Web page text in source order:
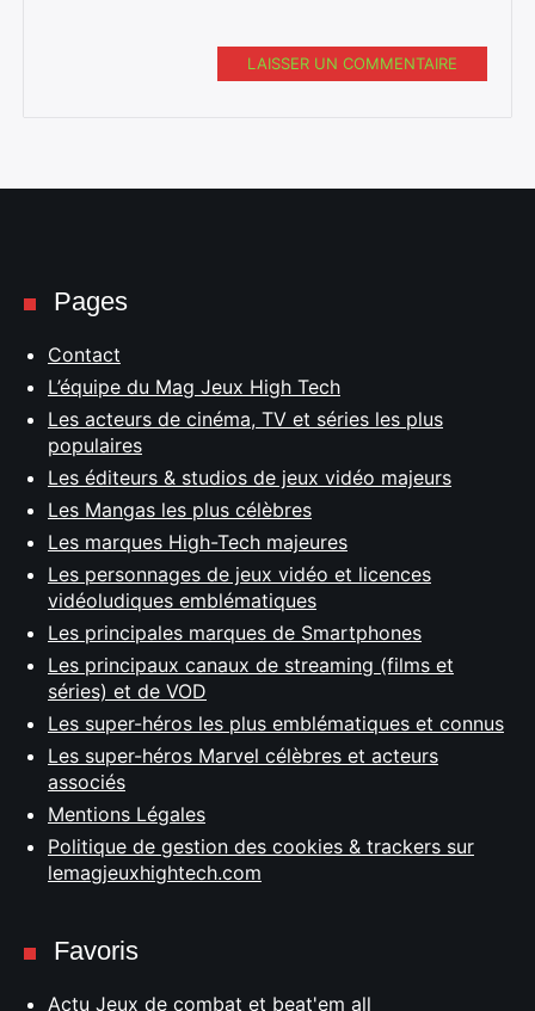
LAISSER UN COMMENTAIRE
Pages
Contact
L’équipe du Mag Jeux High Tech
Les acteurs de cinéma, TV et séries les plus
populaires
Les éditeurs & studios de jeux vidéo majeurs
Les Mangas les plus célèbres
Les marques High-Tech majeures
Les personnages de jeux vidéo et licences
vidéoludiques emblématiques
Les principales marques de Smartphones
Les principaux canaux de streaming (films et
séries) et de VOD
Les super-héros les plus emblématiques et connus
Les super-héros Marvel célèbres et acteurs
associés
Mentions Légales
Politique de gestion des cookies & trackers sur
lemagjeuxhightech.com
Favoris
Actu Jeux de combat et beat'em all